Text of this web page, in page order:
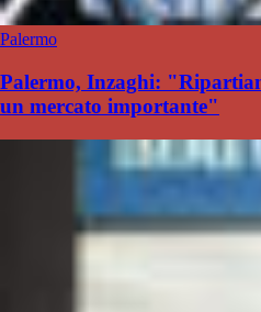
Palermo
Palermo, Inzaghi:
un mercato importante"